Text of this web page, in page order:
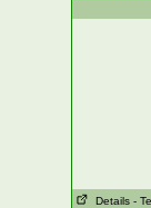
Details -